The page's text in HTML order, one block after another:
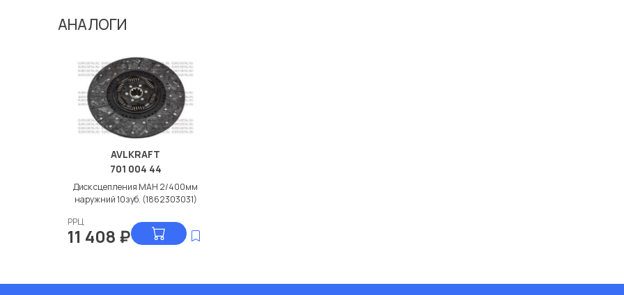
АНАЛОГИ
AVLKRAFT
701 004 44
Диск сцепления МАН 2/400мм
наружний 10зуб. (1862303031)
РРЦ
11 408 ₽